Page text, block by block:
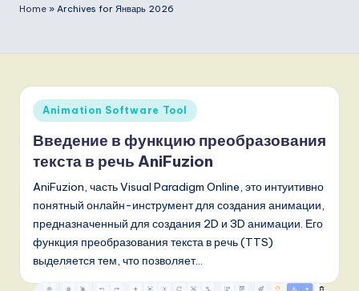
h
s
t
s
R
u
s
si
a
Home » Archives for Январь 2026
Опубликовано
Animation Software Tool
Введение в функцию преобразования
текста в речь AniFuzion
AniFuzion, часть Visual Paradigm Online, это интуитивно
понятный онлайн-инструмент для создания анимации,
предназначенный для создания 2D и 3D анимации. Его
функция преобразования текста в речь (TTS)
выделяется тем, что позволяет…